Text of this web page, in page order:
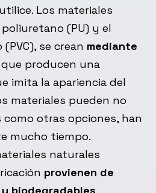
Los materiales
(PU) y el
se crean mediante
que producen una
imita la apariencia del
materiales pueden no
otras opciones, han
mucho tiempo.
naturales
provienen de